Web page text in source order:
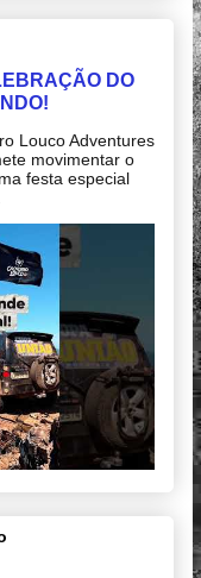
DO
Louco Adventures
movimentar o
festa especial